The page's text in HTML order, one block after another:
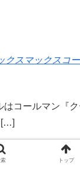
クスマックスコ
コールマン『
[…]
トップ